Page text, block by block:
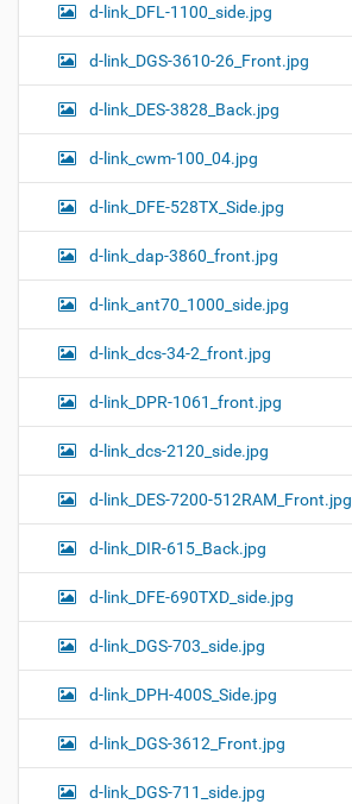
d-link_DFL-1100_side.jpg
d-link_DGS-3610-26_Front.jpg
d-link_DES-3828_Back.jpg
d-link_cwm-100_04.jpg
d-link_DFE-528TX_Side.jpg
d-link_dap-3860_front.jpg
d-link_ant70_1000_side.jpg
d-link_dcs-34-2_front.jpg
d-link_DPR-1061_front.jpg
d-link_dcs-2120_side.jpg
d-link_DES-7200-512RAM_Front.jpg
d-link_DIR-615_Back.jpg
d-link_DFE-690TXD_side.jpg
d-link_DGS-703_side.jpg
d-link_DPH-400S_Side.jpg
d-link_DGS-3612_Front.jpg
d-link_DGS-711_side.jpg